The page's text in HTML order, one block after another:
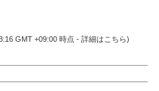
GMT +09:00 時点 -詳細はこちら)